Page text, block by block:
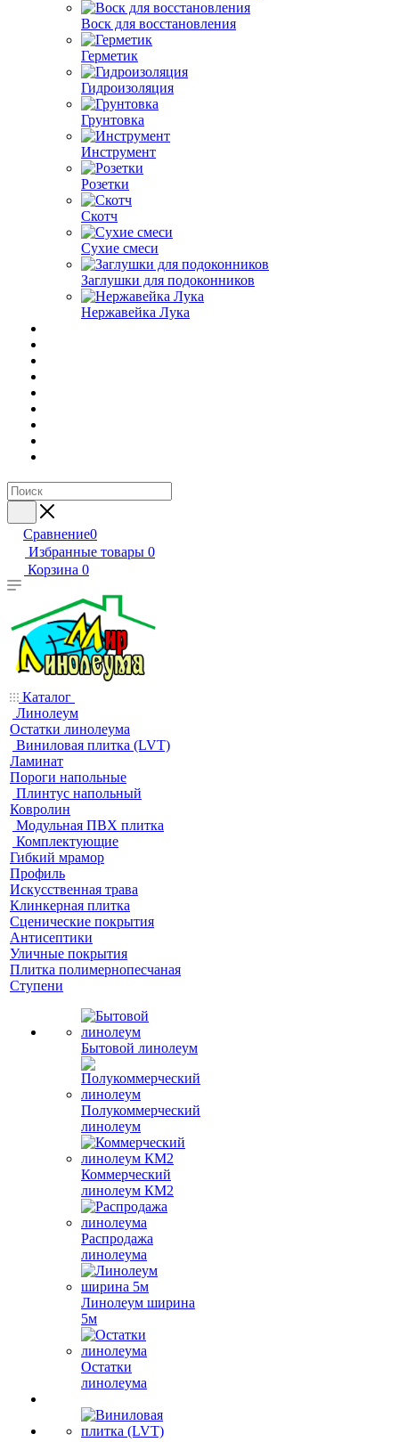
Воск для восстановления
Герметик
Гидроизоляция
Грунтовка
Инструмент
Розетки
Скотч
Сухие смеси
Заглушки для подоконников
Нержавейка Лука
Сравнение0
Избранные товары 0
Корзина 0
Каталог
Линолеум
Остатки линолеума
Виниловая плитка (LVT)
Ламинат
Пороги напольные
Плинтус напольный
Ковролин
Модульная ПВХ плитка
Комплектующие
Гибкий мрамор
Профиль
Искусственная трава
Клинкерная плитка
Сценические покрытия
Антисептики
Уличные покрытия
Плитка полимернопесчаная
Ступени
Бытовой линолеум
Полукоммерческий
линолеум
Коммерческий
линолеум КМ2
Распродажа
линолеума
Линолеум ширина
5м
Остатки
линолеума